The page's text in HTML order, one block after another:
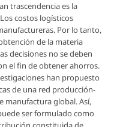
trascendencia es la
costos logísticos
Por lo tanto,
de la materia
decisiones no se deben
el fin de obtener ahorros.
han propuesto
de una red producción-
manufactura global. Así,
ser formulado como